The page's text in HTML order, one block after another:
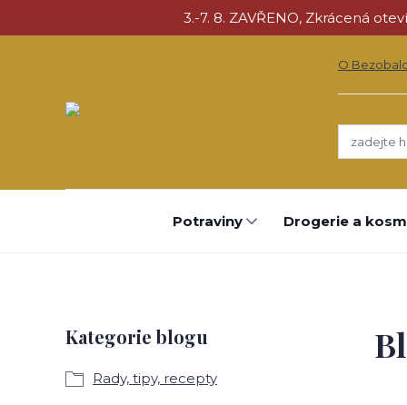
3.-7. 8. ZAVŘENO, Zkrácená
O
Potraviny Drogerie a
Kategorie blogu
Rady, tipy, recepty